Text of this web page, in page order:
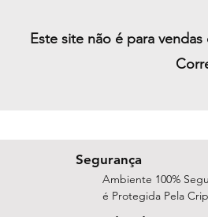
Este site não é para
Segurança
Ambiente 100%
é Protegida Pela